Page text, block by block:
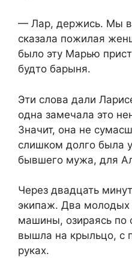
— Лар, держись. Мы
сказала пожилая
было эту Марью
будто барыня.
Эти слова дали
одна замечала это
Значит, она не
слишком долго была
бывшего мужа, для
Через двадцать
экипаж. Два молодых
машины, озираясь по
вышла на крыльцо, с
руках.